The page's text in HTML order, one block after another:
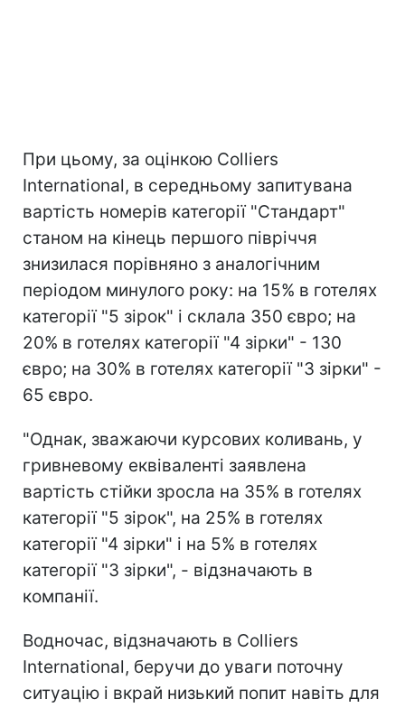
При цьому, за оцінкою Colliers
International, в середньому запитувана
вартість номерів категорії "Стандарт"
станом на кінець першого півріччя
знизилася порівняно з аналогічним
періодом минулого року: на 15% в готелях
категорії "5 зірок" і склала 350 євро; на
20% в готелях категорії "4 зірки" - 130
євро; на 30% в готелях категорії "3 зірки" -
65 євро.
"Однак, зважаючи курсових коливань, у
гривневому еквіваленті заявлена
вартість стійки зросла на 35% в готелях
категорії "5 зірок", на 25% в готелях
категорії "4 зірки" і на 5% в готелях
категорії "3 зірки", - відзначають в
компанії.
Водночас, відзначають в Colliers
International, беручи до уваги поточну
ситуацію і вкрай низький попит навіть для